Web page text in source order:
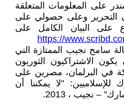
على المعلومات المتعلقة
التحرير وعلى حصولي على
على البيان الكامل على
https://
سامح نجيب الممتازة التي
الاشتراكيون الثوريون
في البرلمان، مصرين على
للإسلاميين: "لا يمكننا أن
– نجيب ، 2013.